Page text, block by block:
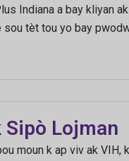
Indiana a bay kliyan
tèt tou yo bay
Sipò Lojman
moun k ap viv ak